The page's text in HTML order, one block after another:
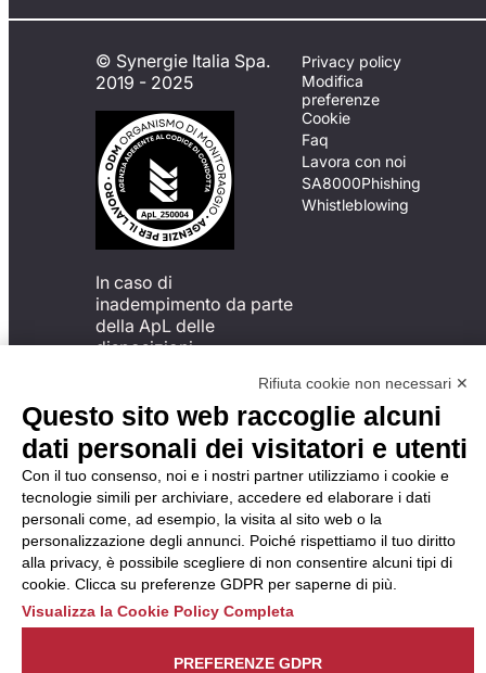
© Synergie Italia Spa.
2019 - 2025
In caso di
inadempimento da parte
della ApL delle
disposizioni
possibile presentare un
reclamo
all’Organismo di
Monitoraggio utilizzando
una delle modalità
descritte al seguente
indirizzo web
https://odm-
agenzielavoro.it/reclami/.
Privacy policy
Modifica
preferenze
Cookie
Faq
Lavora con noi
SA8000Phishing
Whistleblowing
Rifiuta cookie non necessari ✕
Questo sito web raccoglie alcuni
dati personali dei visitatori e utenti
Con il tuo consenso, noi e i nostri partner utilizziamo i cookie e
tecnologie simili per archiviare, accedere ed elaborare i dati
personali come, ad esempio, la visita al sito web o la
personalizzazione degli annunci. Poiché rispettiamo il tuo diritto
alla privacy, è possibile scegliere di non consentire alcuni tipi di
cookie. Clicca su preferenze GDPR per saperne di più.
Visualizza la Cookie Policy Completa
PREFERENZE GDPR